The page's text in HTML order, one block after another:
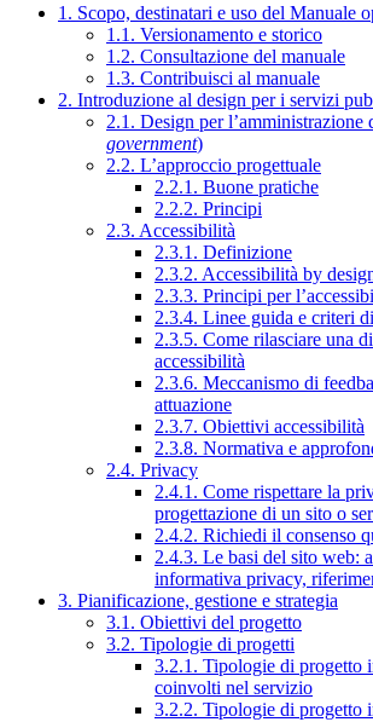
1. Scopo, destinatari e uso del Manuale
1.1. Versionamento e storico
1.2. Consultazione del manuale
1.3. Contribuisci al manuale
2. Introduzione al design per i servizi
2.1. Design per l’amministrazione
government)
2.2. L’approccio progettuale
2.2.1. Buone pratiche
2.2.2. Principi
2.3. Accessibilità
2.3.1. Definizione
2.3.2. Accessibilità by
2.3.3. Principi per
2.3.4. Linee guida e criteri
2.3.5. Come rilasciare una
accessibilità
2.3.6. Meccanismo di
attuazione
2.3.7. Obiettivi accessibilità
2.3.8. Normativa e
2.4. Privacy
2.4.1. Come rispettare la
progettazione di un sito o
2.4.2. Richiedi il consenso
2.4.3. Le basi del sito web:
informativa privacy,
3. Pianificazione, gestione e strategia
3.1. Obiettivi del progetto
3.2. Tipologie di progetti
3.2.1. Tipologie di progetto
coinvolti nel servizio
3.2.2. Tipologie di progetto